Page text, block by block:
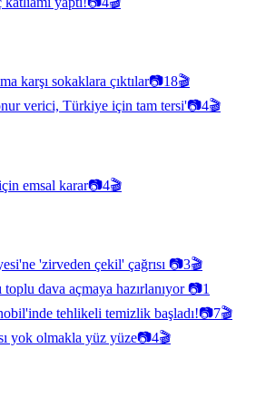
karşı sokaklara çıktılar📷18🎬
verici, Türkiye için tam tersi'📷4🎬
emsal karar📷4🎬
'zirveden çekil' çağrısı 📷3🎬
toplu dava açmaya hazırlanıyor📷1
tehlikeli temizlik başladı!📷7🎬
yok olmakla yüz yüze📷4🎬